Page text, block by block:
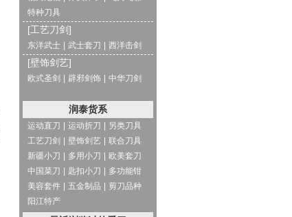
特种刀具
[工艺刀剑]
东洋武士 武士套刀 西洋击剑
[壁饰剑艺]
欧式圣剑 辟邪剑饰 中华刀剑
润泰货系
运动直刀 运动折刀
另类刀具
工艺刀剑
壁饰剑艺
联合刀具
新疆小刀
多用小刀
欧美套刀
中国菜刀
匙扣小刀
多功能钳
美容套件
五金制品
剪刀品种
阳江特产